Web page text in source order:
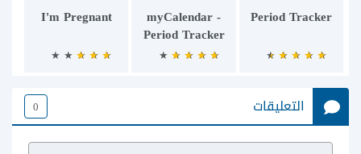
Period Tracker
myCalendar -
Period Tracker
I'm Pregnant
التعليقات 0